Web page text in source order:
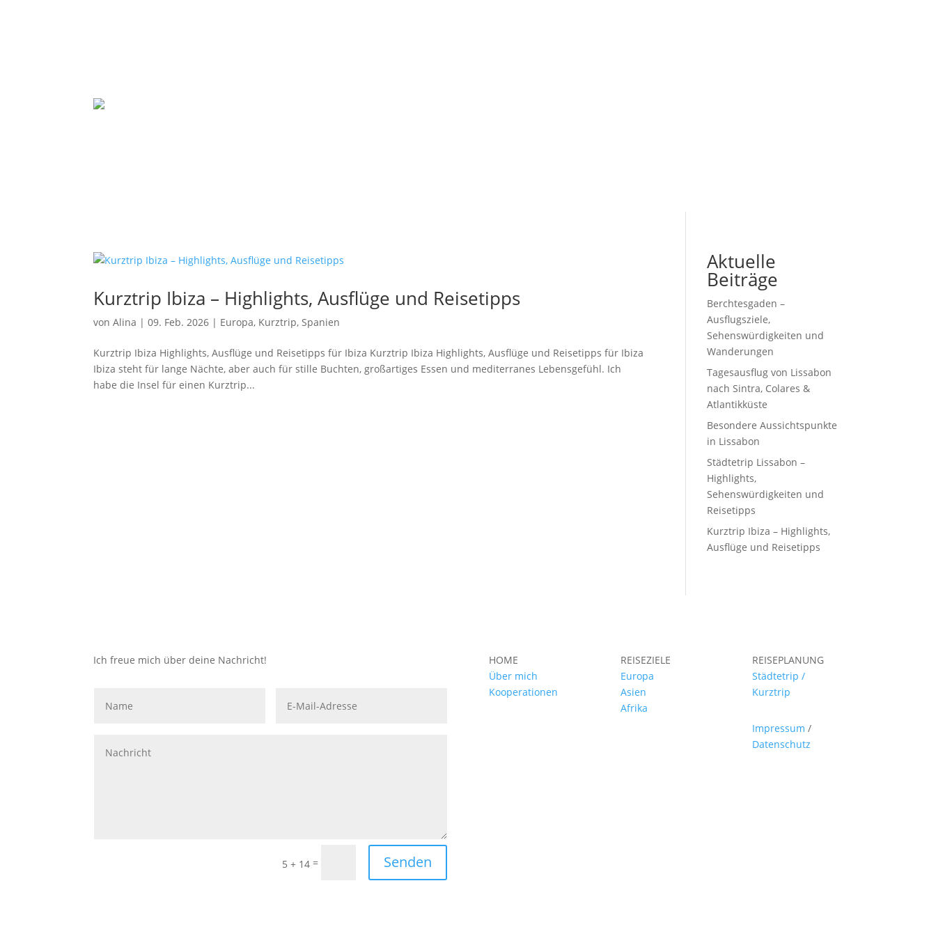
Kurztrip Ibiza – Highlights, Ausflüge und Reisetipps
vonAlina |09. Feb. 2026 | Europa, Kurztrip,Spanien
Kurztrip Ibiza Highlights, Ausflüge und Reisetipps für Ibiza Kurztrip Ibiza Highlights, Ausflüge und Reisetipps für Ibiza
Ibiza steht für lange Nächte, aber auch für stille Buchten, großartiges Essen und mediterranes Lebensgefühl. Ich
habe die Insel für einen Kurztrip...
Aktuelle
Beiträge
Berchtesgaden –
Ausflugsziele,
Sehenswürdigkeiten und
Wanderungen
Tagesausflug von Lissabon
nach Sintra, Colares &
Atlantikküste
Besondere Aussichtspunkte
in Lissabon
Städtetrip Lissabon –
Highlights,
Sehenswürdigkeiten und
Reisetipps
Kurztrip Ibiza – Highlights,
Ausflüge und Reisetipps
Ich freue mich über deine Nachricht!
5 + 14 = Senden
HOME
Über mich
Kooperationen
REISEZIELE
Europa
Asien
Afrika
REISEPLANUNG
Städtetrip /
Kurztrip
Impressum /
Datenschutz